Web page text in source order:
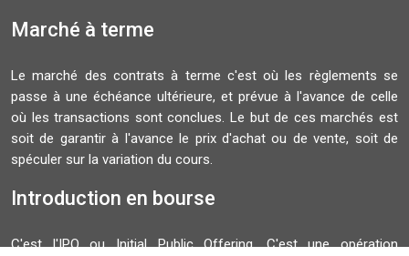
Marché à terme
Le marché des contrats à terme c'est où les règlements se
passe à une échéance ultérieure, et prévue à l'avance de celle
où les transactions sont conclues. Le but de ces marchés est
soit de garantir à l'avance le prix d'achat ou de vente, soit de
spéculer sur la variation du cours.
Introduction en bourse
C'est l'IPO ou Initial Public Offering. C'est une opération